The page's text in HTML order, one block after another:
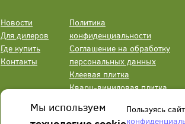
Новости
Для дилеров
Где купить
Контакты
Политика
конфиденциальности
Соглашение на обработку
персональных данных
Клеевая плитка
Кварц-виниловая плитка
Мы используем
Пользуясь